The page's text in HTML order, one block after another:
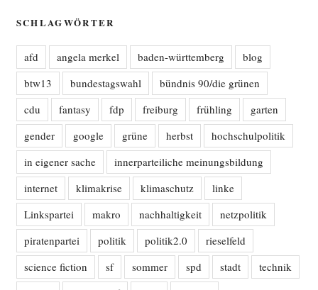
SCHLAGWÖRTER
afd angela merkel baden-württemberg
blog
btw13
bundestagswahl
bündnis 90/die grünen
cdu
fantasy fdp freiburg frühling
garten
gender
google grüne herbst
hochschulpolitik
in eigener sache
innerparteiliche meinungsbildung
internet
klimakrise klimaschutz
linke
Linkspartei
makro nachhaltigkeit
netzpolitik
piratenpartei
politik politik2.0
rieselfeld
science fiction
sf sommer spd stadt
technik